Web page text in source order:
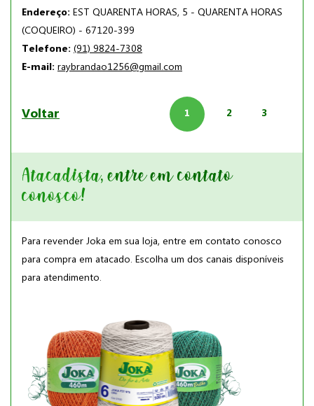
Endereço: EST QUARENTA HORAS, 5 - QUARENTA HORAS
(COQUEIRO) - 67120-399
Telefone: (91) 9824-7308
E-mail: raybrandao1256@gmail.com
Voltar 1 2 3
Atacadista, entre em contato
conosco!
Para revender Joka em sua loja, entre em contato conosco
para compra em atacado. Escolha um dos canais disponíveis
para atendimento.